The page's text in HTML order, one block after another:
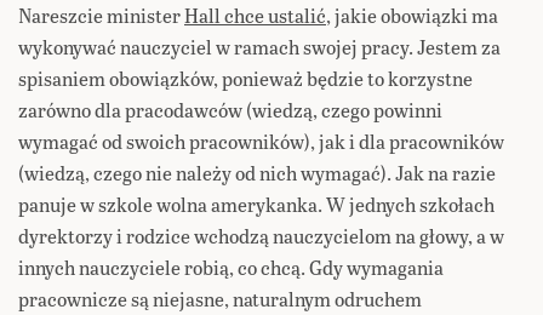
Nareszcie ministerHall chce ustalić, jakie obowiązki ma
wykonywać nauczyciel w ramach swojej pracy. Jestem za
spisaniem obowiązków, ponieważ będzie to korzystne
zarówno dla pracodawców (wiedzą, czego powinni
wymagać od swoich pracowników), jak i dla pracowników
(wiedzą, czego nie należy od nich wymagać). Jak na razie
panuje w szkole wolna amerykanka. W jednych szkołach
dyrektorzy i rodzice wchodzą nauczycielom na głowy, a w
innych nauczyciele robią, co chcą. Gdy wymagania
pracownicze są niejasne, naturalnym odruchem